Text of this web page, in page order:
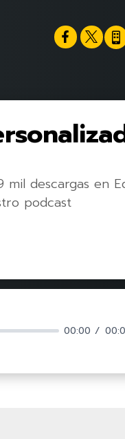
descargas en
podcast
00:00